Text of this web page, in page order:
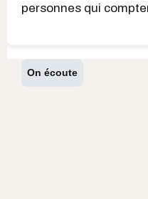
personnes qui
On écoute